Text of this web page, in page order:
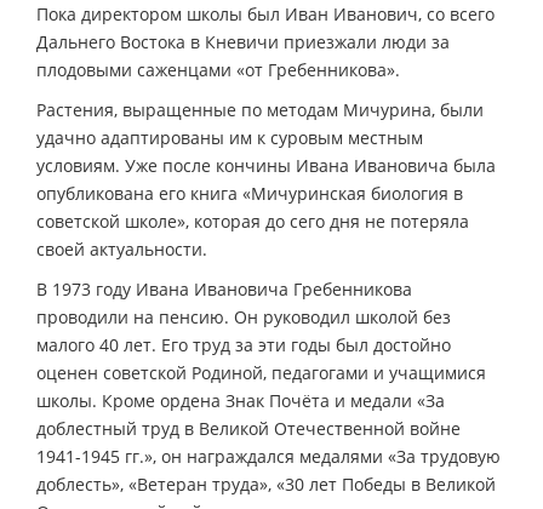
Пока директором школы был Иван Иванович, со всего
Дальнего Востока в Кневичи приезжали люди за
плодовыми саженцами «от Гребенникова».
Растения, выращенные по методам Мичурина, были
удачно адаптированы им к суровым местным
условиям. Уже после кончины Ивана Ивановича была
опубликована его книга «Мичуринская биология в
советской школе», которая до сего дня не потеряла
своей актуальности.
В 1973 году Ивана Ивановича Гребенникова
проводили на пенсию. Он руководил школой без
малого 40 лет. Его труд за эти годы был достойно
оценен советской Родиной, педагогами и учащимися
школы. Кроме ордена Знак Почёта и медали «За
доблестный труд в Великой Отечественной войне
1941-1945 гг.», он награждался медалями «За трудовую
доблесть», «Ветеран труда», «30 лет Победы в Великой